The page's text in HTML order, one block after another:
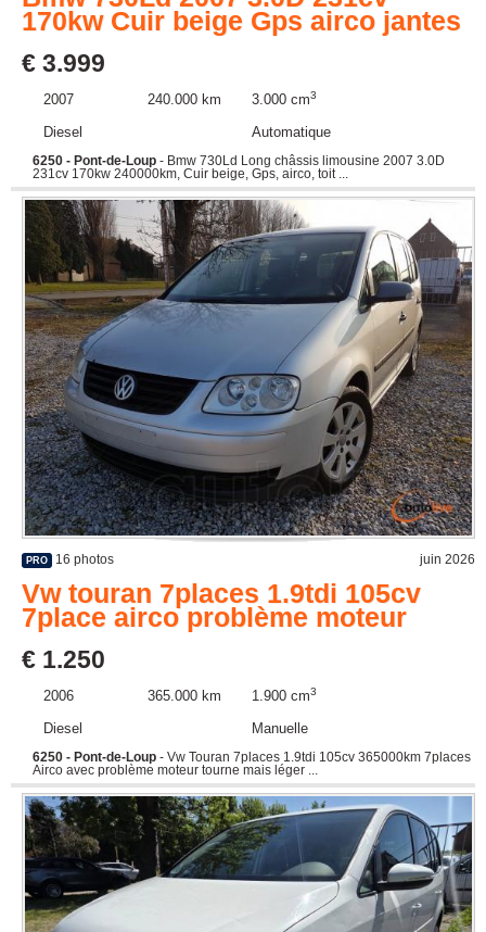
170kw Cuir beige Gps airco jantes
€ 3.999
2007 240.000 km 3.000 cm3
Diesel Automatique
6250 - Pont-de-Loup - Bmw 730Ld Long châssis limousine 2007 3.0D
231cv 170kw 240000km, Cuir beige, Gps, airco, toit ...
PRO 16 photos juin 2026
Vw touran 7places 1.9tdi 105cv
7place airco problème moteur
€ 1.250
2006 365.000 km 1.900 cm3
Diesel Manuelle
6250 - Pont-de-Loup - Vw Touran 7places 1.9tdi 105cv 365000km 7places
Airco avec problème moteur tourne mais léger ...